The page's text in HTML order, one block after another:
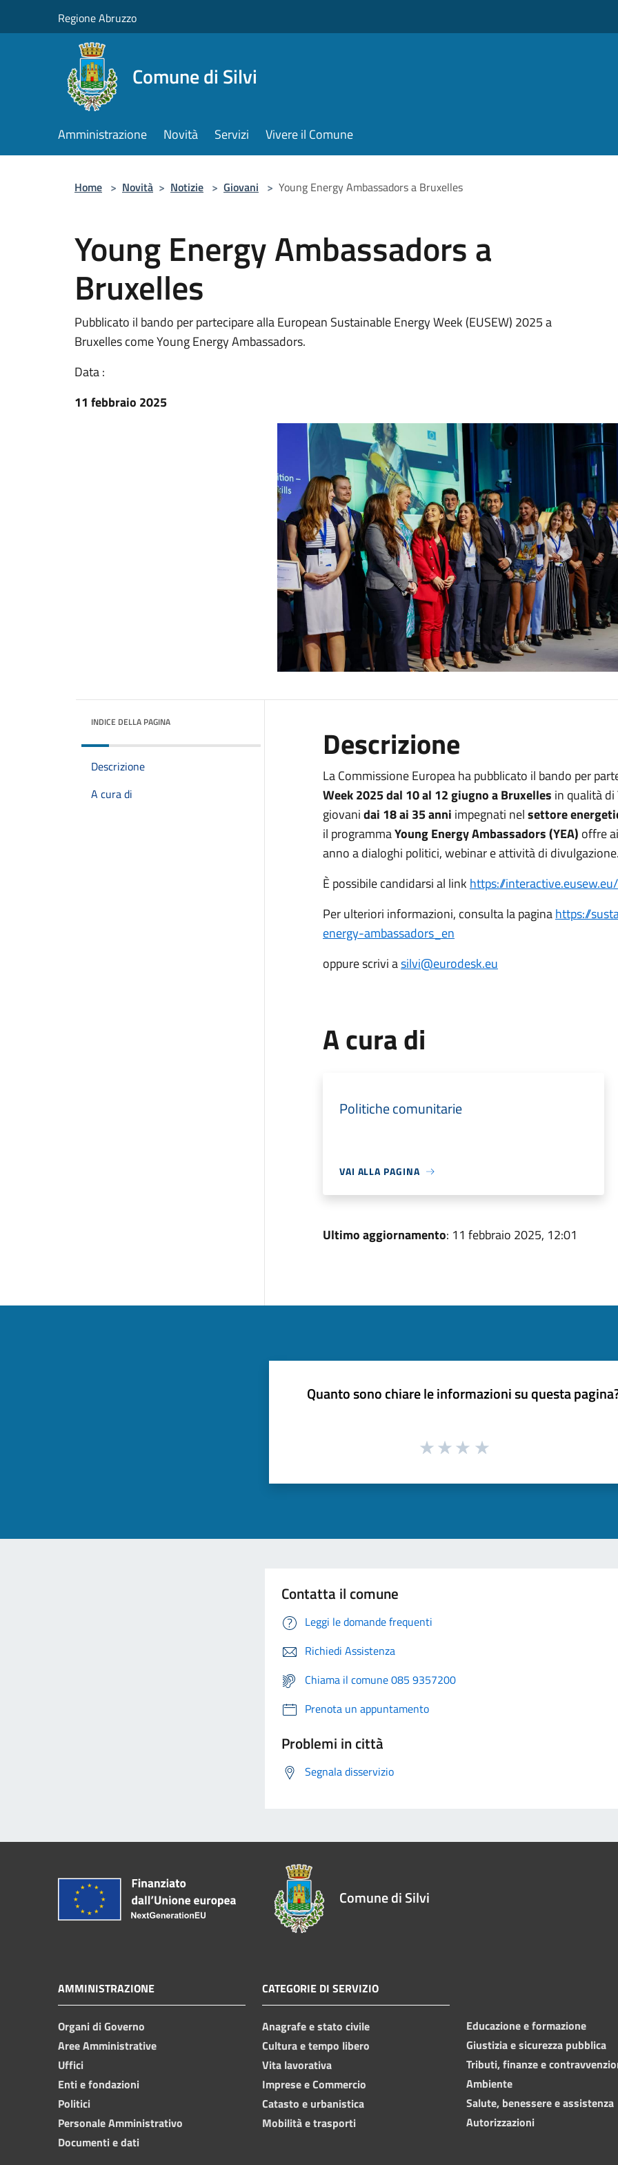
Regione Abruzzo
Comune di Silvi
Amministrazione Novità Servizi Vivere il Comune
Home > Novità > Notizie > Giovani > Young Energy Ambassadors a Bruxelles
Young Energy Ambassadors a
Bruxelles
Pubblicato il bando per partecipare alla European Sustainable Energy Week (EUSEW) 2025 a
Bruxelles come Young Energy Ambassadors.
Data :
11 febbraio 2025
INDICE DELLA PAGINA
Descrizione
A cura di
Descrizione
La Commissione Europea ha pubblicato il bando per
Week 2025 dal 10 al 12 giugno a Bruxelles in qualità di
giovanidai 18 ai 35 anni impegnati nelsettore
il programmaYoung Energy Ambassadors (YEA) offre
anno a dialoghi politici, webinar e attività di
È possibile candidarsi al link https://interactive.eusew.eu/
Per ulteriori informazioni, consulta la paginahttps://
energy-ambassadors_en
oppure scrivi asilvi@eurodesk.eu
A cura di
Politiche comunitarie
VAI ALLA PAGINA
Ultimo aggiornamento: 11 febbraio 2025, 12:01
Quanto sono chiare le informazioni su questa
Contatta il comune
Leggi le domande frequenti
Richiedi Assistenza
Chiama il comune 085 9357200
Prenota un appuntamento
Problemi in città
Segnala disservizio
Comune di Silvi
AMMINISTRAZIONE
Organi di Governo
Aree Amministrative
Uffici
Enti e fondazioni
Politici
Personale Amministrativo
Documenti e dati
CATEGORIE DI SERVIZIO
Anagrafe e stato civile
Cultura e tempo libero
Vita lavorativa
Imprese e Commercio
Catasto e urbanistica
Mobilità e trasporti
Educazione e formazione
Giustizia e sicurezza pubblica
Tributi, finanze e
Ambiente
Salute, benessere e assistenza
Autorizzazioni